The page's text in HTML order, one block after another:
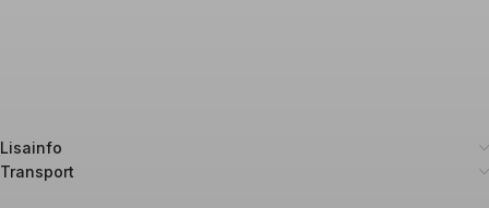
Lisainfo
Transport